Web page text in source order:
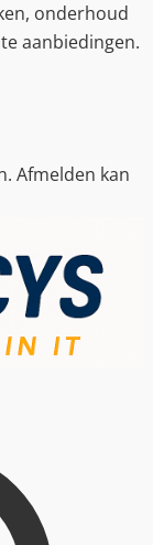
onderhoud
aanbiedingen.
Afmelden kan